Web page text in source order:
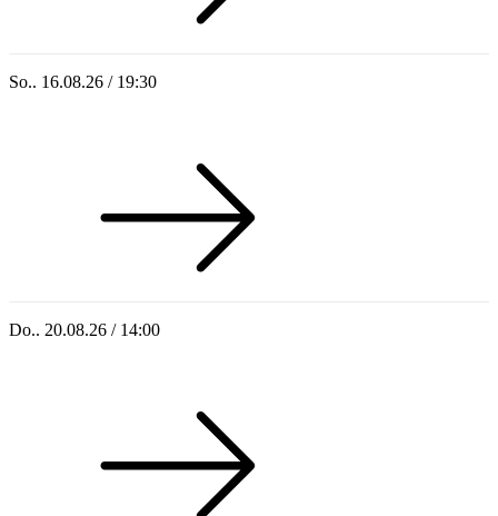
So.. 16.08.26 / 19:30
Do.. 20.08.26 / 14:00